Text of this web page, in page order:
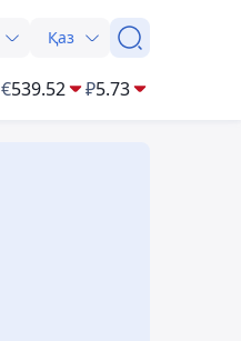
Қаз
€539.52 ₽5.73